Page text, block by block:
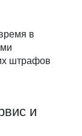
в
штрафов
и